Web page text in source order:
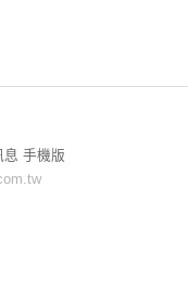
息 手機版